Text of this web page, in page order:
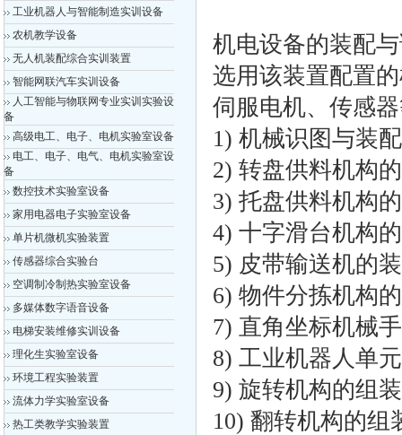
工业机器人与智能制造实训设备
农机教学设备
无人机装配综合实训装置
智能网联汽车实训设备
人工智能与物联网专业实训实验设
备
高级电工、电子、电机实验室设备
电工、电子、电气、电机实验室设
备
数控技术实验室设备
家用电器电子实验室设备
单片机微机实验装置
传感器综合实验台
空调制冷制热实验室设备
多媒体数字语音设备
电梯安装维修实训设备
理化生实验室设备
环境工程实验装置
流体力学实验室设备
热工类教学实验装置
机电设备的装配
选用该装置配置
伺服电机、传感
1) 机械识图与装
2) 转盘供料机构
3) 托盘供料机构
4) 十字滑台机构
5) 皮带输送机的
6) 物件分拣机构
7) 直角坐标机械
8) 工业机器人单
9) 旋转机构的组
10) 翻转机构的组